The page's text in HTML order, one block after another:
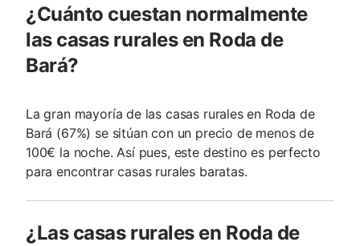
¿Cuánto cuestan normalmente
las casas rurales en Roda de
Bará?
La gran mayoría de las casas rurales en Roda de
Bará (67%) se sitúan con un precio de menos de
100€ la noche. Así pues, este destino es perfecto
para encontrar casas rurales baratas.
¿Las casas rurales en Roda de